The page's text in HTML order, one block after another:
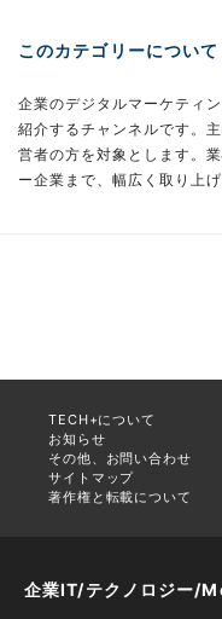
このカテゴリーについて
企業のデジタルマーケティ
紹介するチャンネルです。
営者の方を対象とします。
ー企業まで、幅広く取り上げ
TECH+について
お知らせ
その他、お問い合わせ
サイトマップ
著作権と転載について
企業IT/テクノロジー/